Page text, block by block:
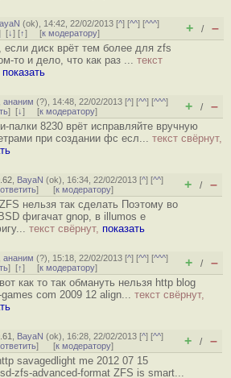
(ok), 14:42, 22/02/2013 [^] [^^] [^^^]
[↓] [↑] [к модератору] + / –
если диск врёт тем более для zfs
то и дело, что как раз ... текст
показать
,ананим (?), 14:48, 22/02/2013 [^] [^^] [^^^]
] [↓] [к модератору] + / –
палки 8230 врёт исправляйте вручную
при создании фс есл... текст свёрнут,
BayaN (ok), 16:34, 22/02/2013 [^] [^^]
ответить] [к модератору] + / –
нельзя так сделать Поэтому во
фигачат gnop, в illumos е
текст свёрнут, показать
,ананим (?), 15:18, 22/02/2013 [^] [^^] [^^^]
] [↑] [к модератору] + / –
как то так обмануть нельзя http blog
com 2009 12 align... текст свёрнут,
BayaN (ok), 16:28, 22/02/2013 [^] [^^]
ответить] [к модератору] + / –
savagedlight me 2012 07 15
zfs-advanced-format ZFS is smart...